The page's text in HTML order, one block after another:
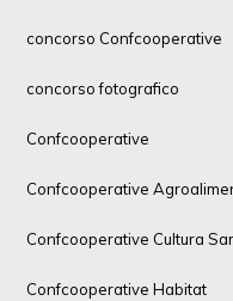
concorso Confcooperative
concorso fotografico
Confcooperative
Confcooperative
Confcooperative Cultura
Confcooperative Habitat